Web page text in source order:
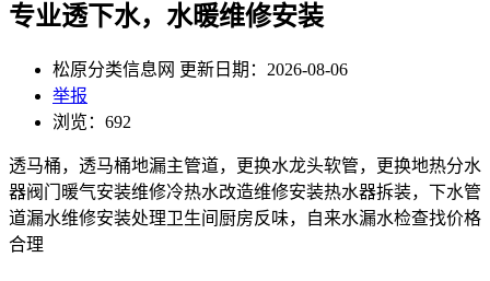
专业透下水，水暖维修安装
松原分类信息网 更新日期：2026-08-06
举报
浏览：692
透马桶，透马桶地漏主管道，更换水龙头软管，更换地热分水
器阀门暖气安装维修冷热水改造维修安装热水器拆装，下水管
道漏水维修安装处理卫生间厨房反味，自来水漏水检查找价格
合理